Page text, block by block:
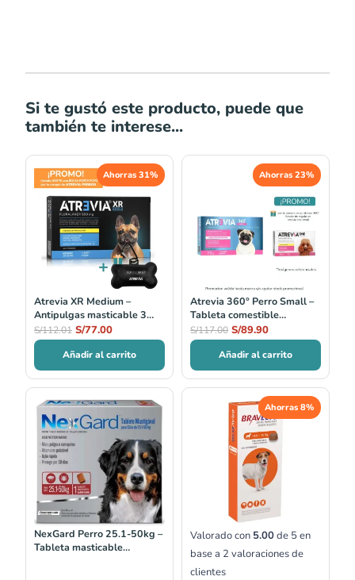
Si te gustó este producto, puede que
también te interese...
Ahorras 31%
Atrevia XR Medium –
Antipulgas masticable 3
meses perros 10–20 kg
S/112.01
precio
original
era:
S/112.01.
S/77.00
El
precio
actual
es:
S/77.00.
Añadir al carrito
Ahorras 23%
Atrevia 360° Perro Small –
Tableta comestible
antiparasitaria para perros
5–10 kg
S/117.00
precio
era:
S/117.00.
S/89.90
El
precio
actual
es:
S/89.90.
Añadir al carrito
NexGard Perro 25.1-50kg –
Tableta masticable
precios:
desde
S/47.90
hasta
S/154.00
Ahorras 8%
Valorado con 5.00de 5 en
base a 2 valoraciones de
clientes
precio
original
era:
S/115.00.
El
precio
actual
S/106.00.